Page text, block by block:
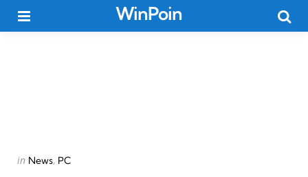
WinPoin
Categories
Posted
in News PC